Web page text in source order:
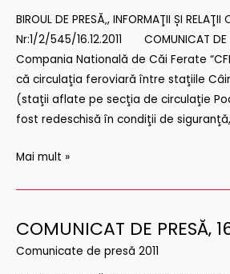
BIROUL DE PRESĂ‚, INFORMAŢII ȘI RELAŢII
Nr:1/2/545/16.12.2011 COMUNICAT DE
Compania Natională de Căi Ferate
că circulaţia feroviară între staţiile
(staţii aflate pe secţia de circulaţie
fost redeschisă în condiţii de siguranţă,
16.11.2011
Mai mult »
COMUNICAT DE PRESĂ‚
Comunicate de presă 2011
COMUNICAT
DE